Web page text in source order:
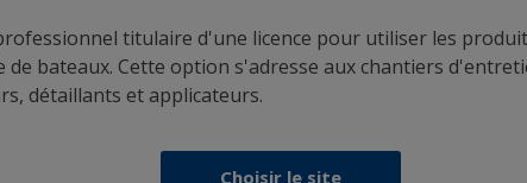
titulaire d'une licence pour utiliser les
de bateaux. Cette option s'adresse aux chantiers
détaillants et applicateurs.
Choisir le site
Obtenez toute l'aide dont vous avez besoin pour
peindre en toute confiance